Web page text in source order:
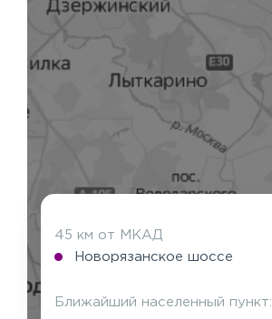
45 км от МКАД
Новорязанское шоссе
Ближайший населенный пункт: